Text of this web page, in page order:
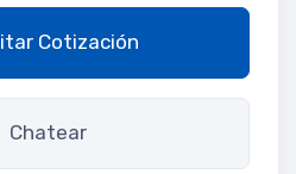
Cotización
Chatear